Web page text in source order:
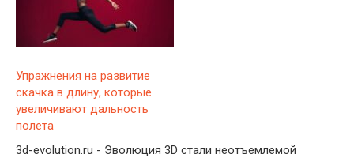
Упражнения на развитие
скачка в длину, которые
увеличивают дальность
полета
3d-evolution.ru - Эволюция 3D стали неотъемлемой